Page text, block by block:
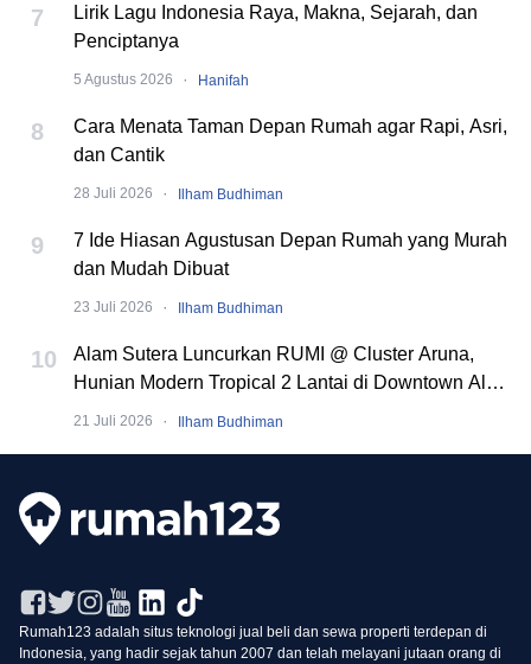
7
Lirik Lagu Indonesia Raya, Makna, Sejarah, dan
Penciptanya
5 Agustus 2026 · Hanifah
8
Cara Menata Taman Depan Rumah agar Rapi, Asri,
dan Cantik
28 Juli 2026 · Ilham Budhiman
9
7 Ide Hiasan Agustusan Depan Rumah yang Murah
dan Mudah Dibuat
23 Juli 2026 · Ilham Budhiman
10
Alam Sutera Luncurkan RUMI @ Cluster Aruna,
Hunian Modern Tropical 2 Lantai di Downtown Alam
Sutera
21 Juli 2026 · Ilham Budhiman
Rumah123 adalah situs teknologi jual beli dan sewa properti terdepan di
Indonesia, yang hadir sejak tahun 2007 dan telah melayani jutaan orang di